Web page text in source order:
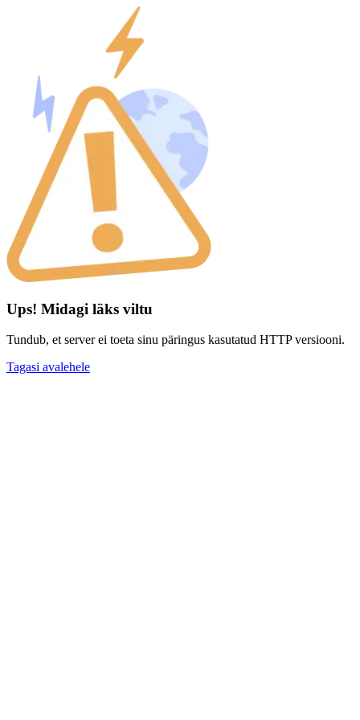
Ups! Midagi läks viltu
Tundub, et server ei toeta sinu päringus kasutatud HTTP versiooni.
Tagasi avalehele